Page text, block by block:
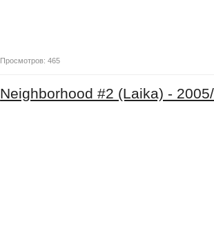
Просмотров: 465
Neighborhood #2 (Laika) -